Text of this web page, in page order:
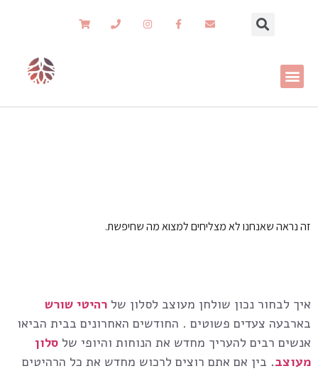
זה נראה שאנחנו לא מצליחים למצוא מה שחיפשת.
איך לבחור נכון שולחן מעוצב לסלון של רהיטי שורש
בארבעה צעדים פשוטים . החודשים האחרונים בבית הביאו
אנשים רבים להעריך מחדש את הנוחות והיופי של סלון
מעוצב. בין אם אתם רוצים לרכוש מחדש את כל הרהיטים